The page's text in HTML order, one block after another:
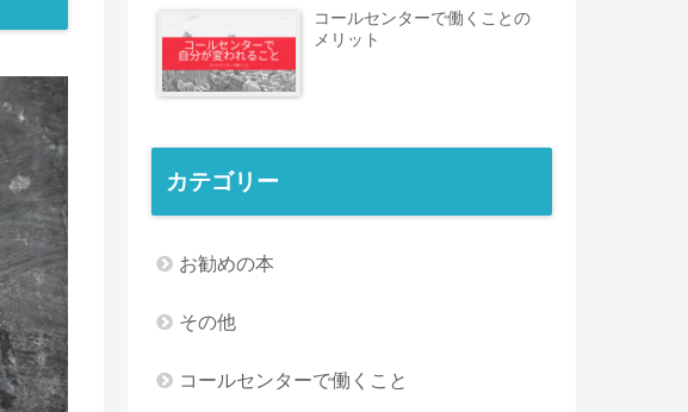
コールセンターで働くことの
メリット
カテゴリー
お勧めの本
その他
コールセンターで働くこと